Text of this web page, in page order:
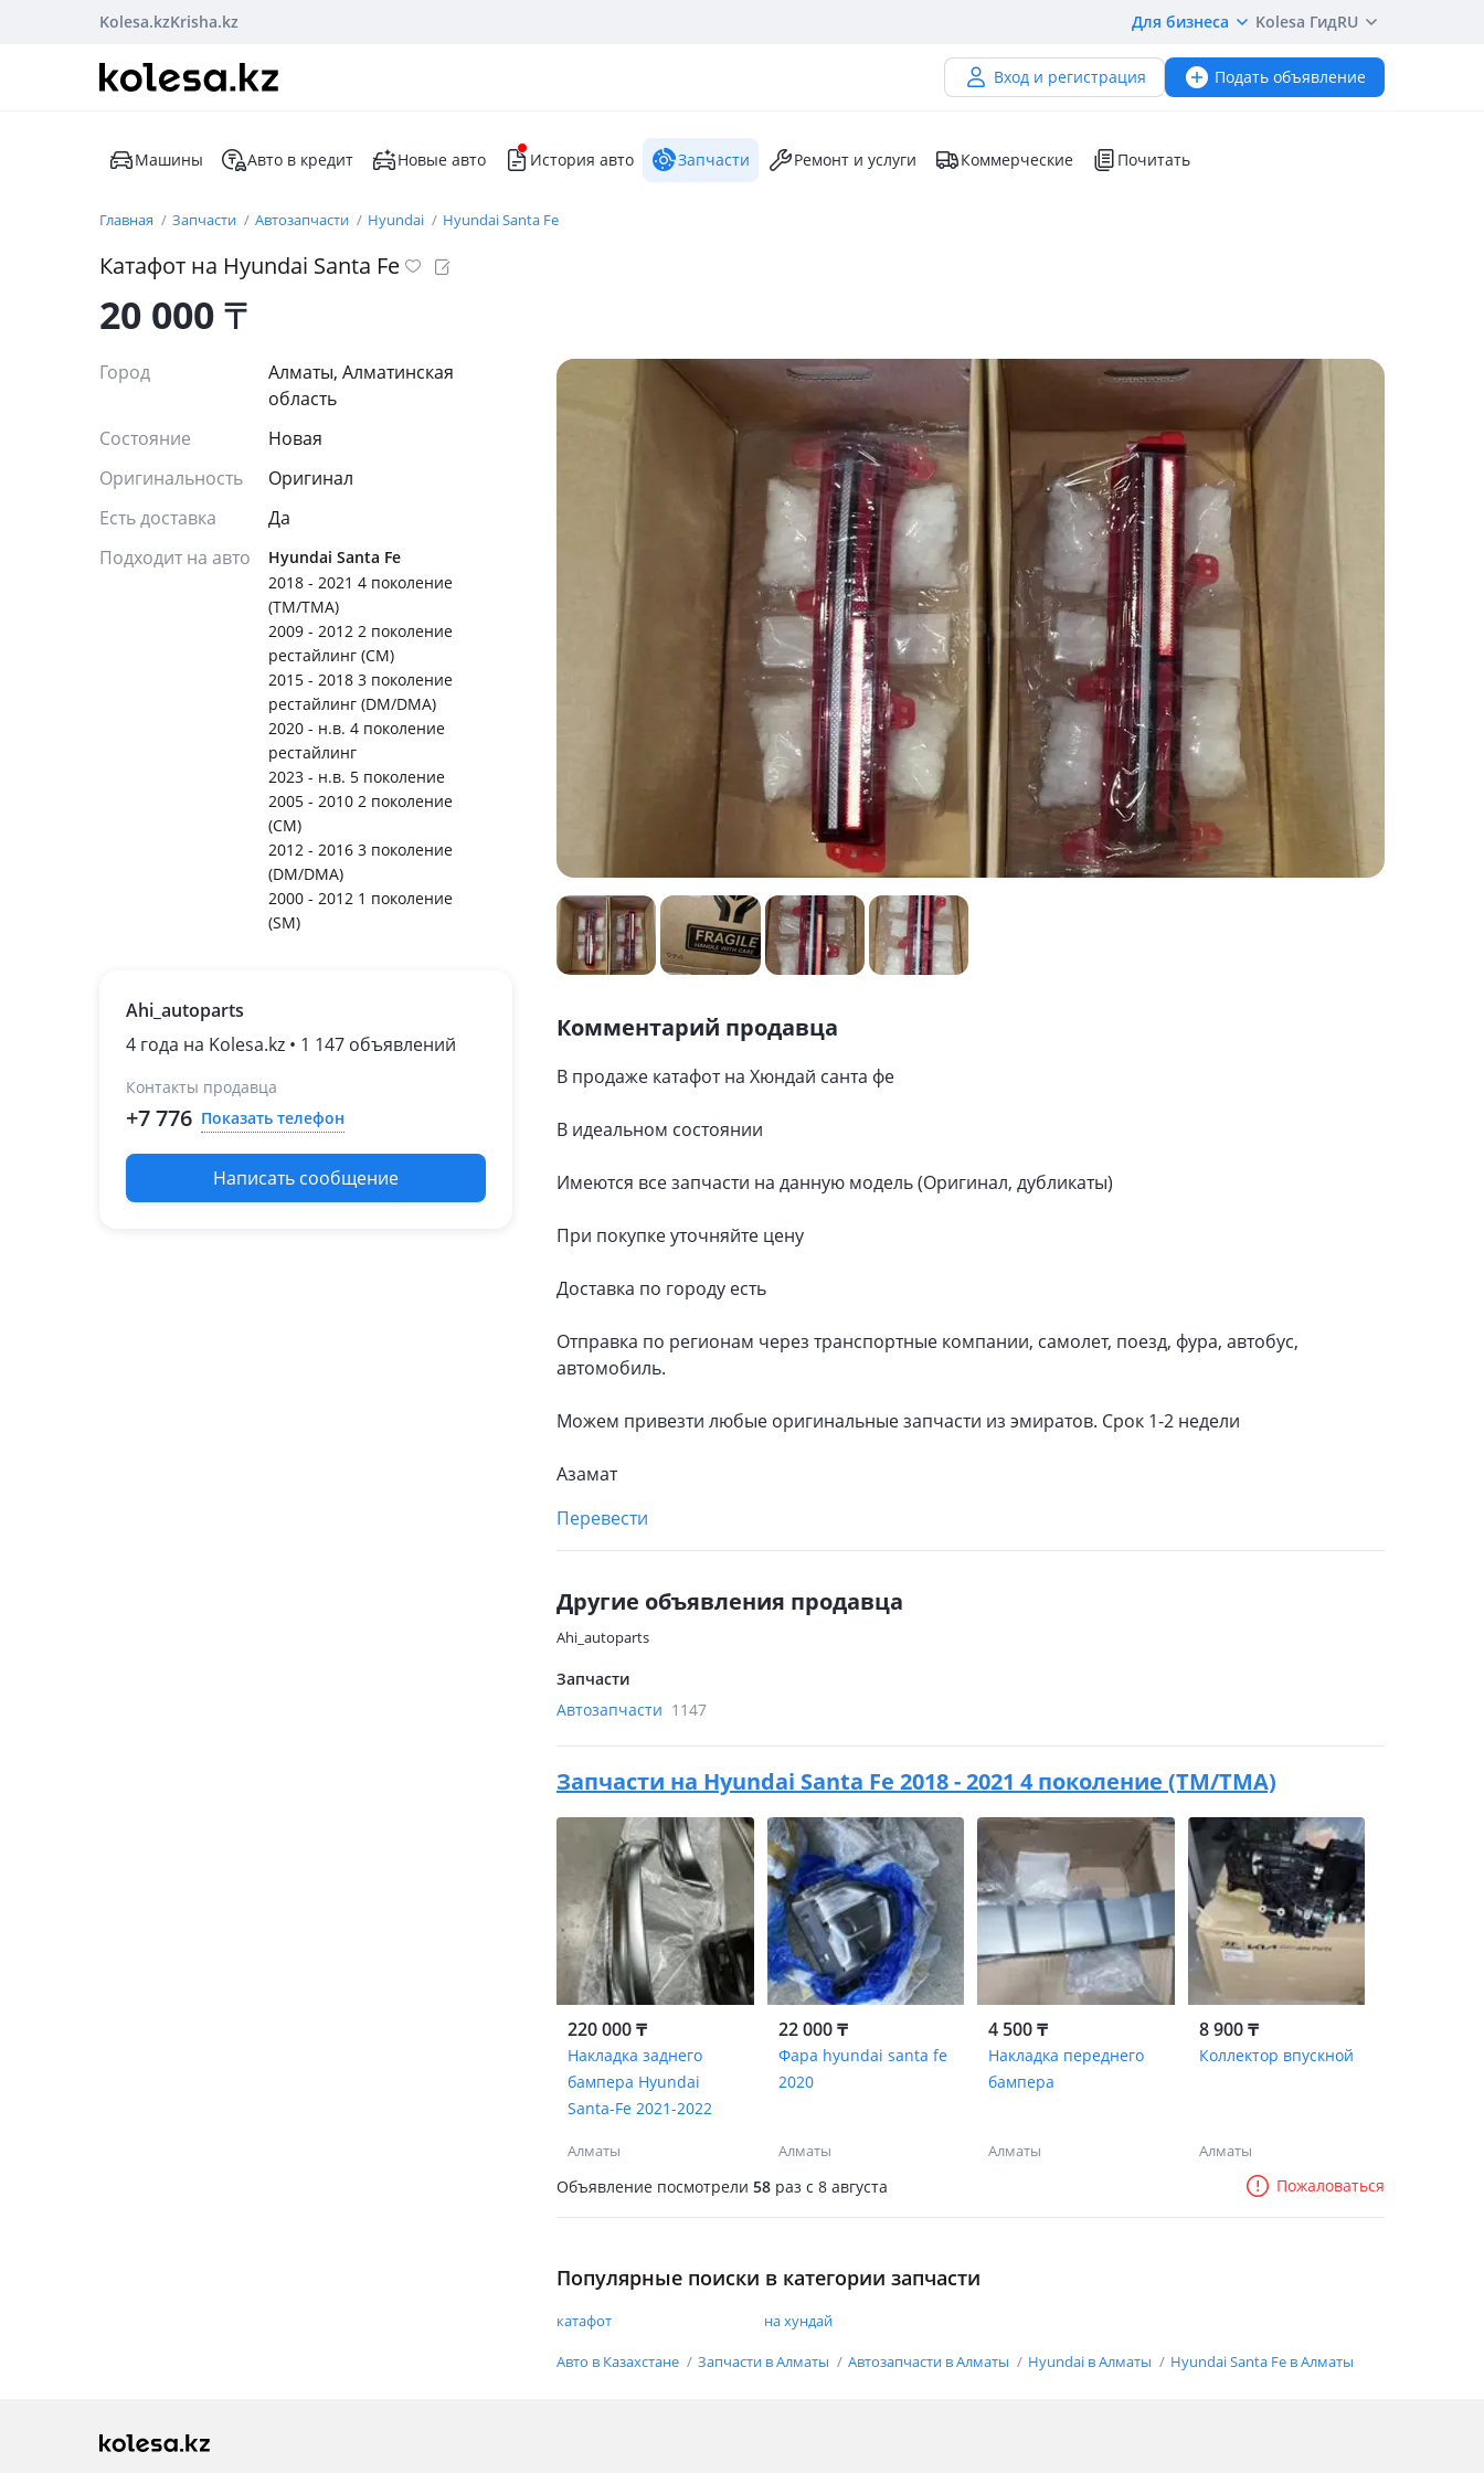
Kolesa.kzKrisha.kz Для бизнеса Kolesa ГидRU
Вход и регистрация Подать объявление
Машины Авто в кредит Новые авто История авто Запчасти Ремонт и услуги Коммерческие Почитать
Главная Запчасти Автозапчасти Hyundai Hyundai Santa Fe
Катафот на Hyundai Santa Fe
20 000₸
Город
Алматы, Алматинская
область
Состояние
Новая
Оригинальность
Оригинал
Есть доставка
Да
Подходит на авто
Hyundai Santa Fe
2018 - 2021 4 поколение
(TM/TMA)
2009 - 2012 2 поколение
рестайлинг (CM)
2015 - 2018 3 поколение
рестайлинг (DM/DMA)
2020 - н.в. 4 поколение
рестайлинг
2023 - н.в. 5 поколение
2005 - 2010 2 поколение
(CM)
2012 - 2016 3 поколение
(DM/DMA)
2000 - 2012 1 поколение
(SM)
Ahi_autoparts
4 года на Kolesa.kz • 1 147 объявлений
Контакты продавца
+7 776 Показать телефон
Написать сообщение
Комментарий продавца
В продаже катафот на Хюндай санта фе
В идеальном состоянии
Имеются все запчасти на данную модель (Оригинал, дубликаты)
При покупке уточняйте цену
Доставка по городу есть
Отправка по регионам через транспортные компании, самолет, поезд, фура, автобус,
автомобиль.
Можем привезти любые оригинальные запчасти из эмиратов. Срок 1-2 недели
Азамат
Перевести
Другие объявления продавца
Ahi_autoparts
Запчасти
Автозапчасти 1147
Запчасти на Hyundai Santa Fe 2018 - 2021 4 поколение (TM/TMA)
220 000 ₸
Накладка заднего
бампера Hyundai
Santa-Fe 2021-2022
Алматы
22 000 ₸
Фара hyundai santa fe
2020
Алматы
4 500 ₸
Накладка переднего
бампера
Алматы
8 900 ₸
Коллектор впускной
Алматы
Объявление посмотрели 58 раз c 8 августа Пожаловаться
Популярные поиски в категории запчасти
катафот на хундай
Авто в Казахстане Запчасти в Алматы Автозапчасти в Алматы Hyundai в Алматы Hyundai Santa Fe в Алматы